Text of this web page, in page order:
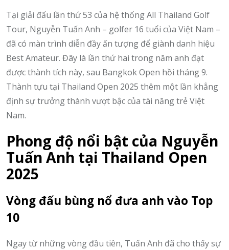
Tại giải đấu lần thứ 53 của hệ thống All Thailand Golf
Tour, Nguyễn Tuấn Anh – golfer 16 tuổi của Việt Nam –
đã có màn trình diễn đầy ấn tượng để giành danh hiệu
Best Amateur. Đây là lần thứ hai trong năm anh đạt
được thành tích này, sau Bangkok Open hồi tháng 9.
Thành tựu tại Thailand Open 2025 thêm một lần khẳng
định sự trưởng thành vượt bậc của tài năng trẻ Việt
Nam.
Phong độ nổi bật của Nguyễn
Tuấn Anh tại Thailand Open
2025
Vòng đấu bùng nổ đưa anh vào Top
10
Ngay từ những vòng đầu tiên, Tuấn Anh đã cho thấy sự